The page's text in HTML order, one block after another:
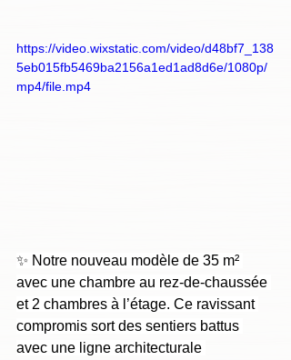
https://video.wixstatic.com/video/d48bf7_138
5eb015fb5469ba2156a1ed1ad8d6e/1080p/
mp4/file.mp4
✨ Notre nouveau modèle de 35 m²
avec une chambre au rez-de-chaussée
et 2 chambres à l’étage. Ce ravissant
compromis sort des sentiers battus
avec une ligne architecturale